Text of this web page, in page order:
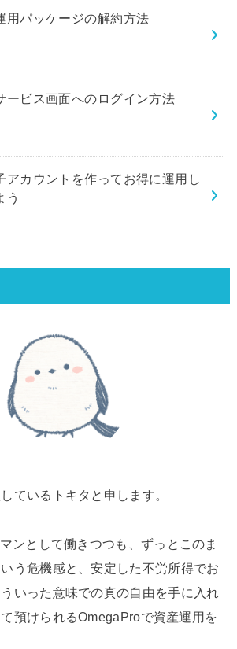
用パッケージの解約方法
ービス画面へのログイン方法
アカウントを作ってお得に運用し
う
ているトキタと申します。
ンとして働きつつも、ずっとこのま
う危機感と、安定した不労所得でお
いった意味での真の自由を手に入れ
預けられるOmegaProで資産運用を